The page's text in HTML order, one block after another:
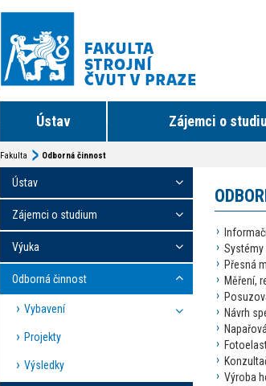
Ústav Zájemci o
Fakulta Odborná činnost
Ústav
Zájemci o studium
Výuka
Odborná činnost
Vybavení
Projekty
Výsledky
Systémy
Přesná
Měření,
Návrh
Výroba